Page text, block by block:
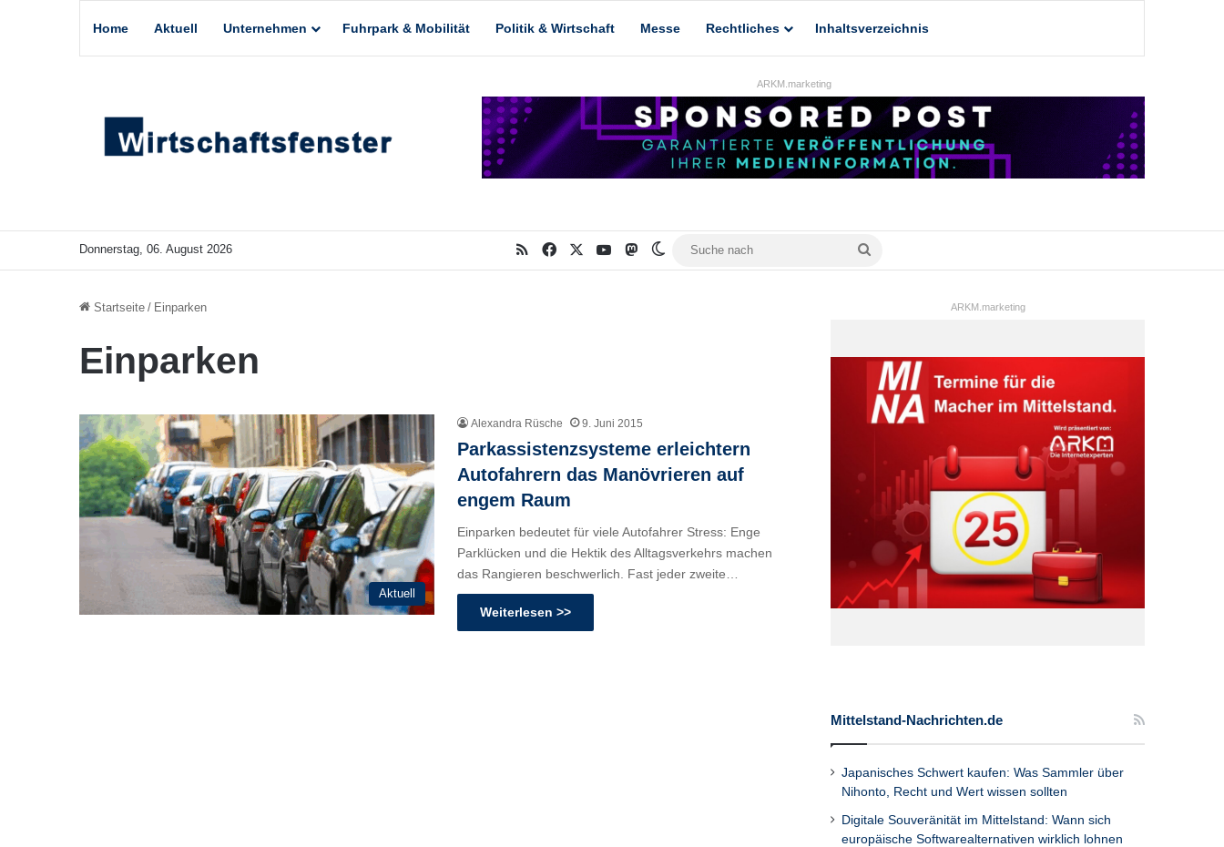
Home Aktuell Unternehmen Fuhrpark & Mobilität Politik & Wirtschaft Messe Rechtliches Inhaltsverzeichnis
ARKM.marketing
Donnerstag, 06. August 2026 RSS Facebook YouTubeMastodonSkin umschalten
Startseite / Einparken
Einparken
Aktuell
Alexandra Rüsche 9. Juni 2015
Parkassistenzsysteme erleichtern
Autofahrern das Manövrieren auf
engem Raum
Einparken bedeutet für viele Autofahrer Stress: Enge
Parklücken und die Hektik des Alltagsverkehrs machen
das Rangieren beschwerlich. Fast jeder zweite…
Weiterlesen >>
ARKM.marketing
Mittelstand-Nachrichten.de
Japanisches Schwert kaufen: Was Sammler über
Nihonto, Recht und Wert wissen sollten
Digitale Souveränität im Mittelstand: Wann sich
europäische Softwarealternativen wirklich lohnen